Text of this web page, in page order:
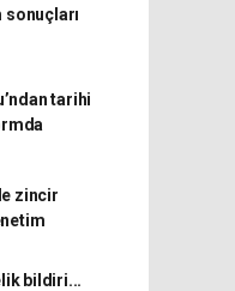
sonuçları
tarihi
zincir
bildiri...